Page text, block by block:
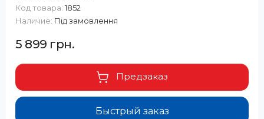
Код товара: 1852
Наличие: Під замовлення
5 899 грн.
Быстрый заказ
Предзаказ